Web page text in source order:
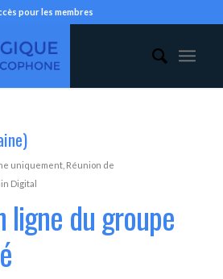
pour les membres
uniquement, Réunion de
Digital
ligne du groupe